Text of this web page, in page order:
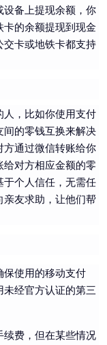
备上提现余额，你
的余额提现到现金
卡或地铁卡都支持
，比如你使用支付
的零钱互换来解决
通过微信转账给你
对方相应金额的零
个人信任，无需任
友求助，让他们帮
保使用的移动支付
经官方认证的第三
续费，但在某些情况